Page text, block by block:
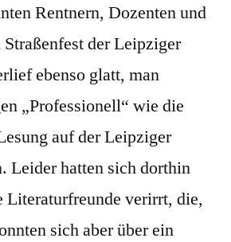
Rentnern, Dozenten und
der Leipziger
ebenso glatt, man
„Professionell“ wie die
auf der Leipziger
Leider hatten sich dorthin
verirrt, die,
sich aber über ein